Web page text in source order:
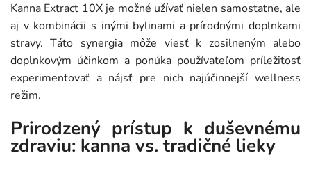
Kanna Extract 10X je možné užívať nielen samostatne, ale
aj v kombinácii s inými bylinami a prírodnými doplnkami
stravy. Táto synergia môže viesť k zosilneným alebo
doplnkovým účinkom a ponúka používateľom príležitosť
experimentovať a nájsť pre nich najúčinnejší wellness
režim.
Prirodzený prístup k duševnému
zdraviu: kanna vs. tradičné lieky